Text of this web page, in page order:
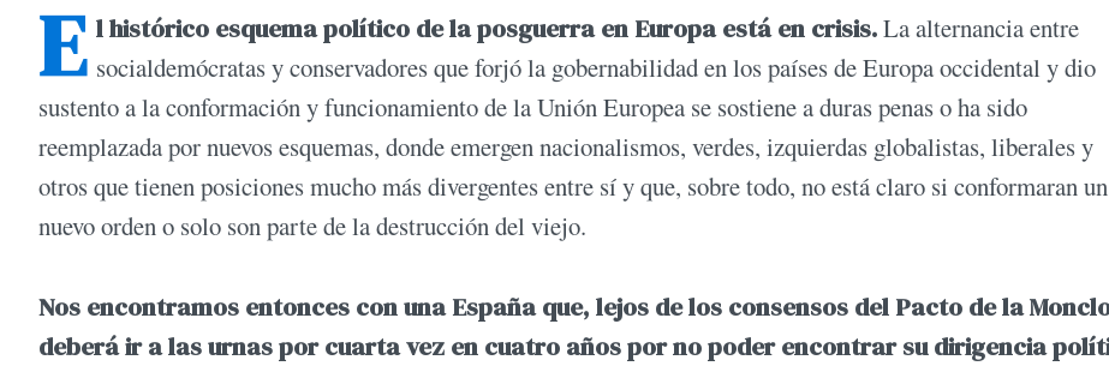
E l histórico esquema político de la posguerra en Europa está en crisis.La alternancia entre
socialdemócratas y conservadores que forjó la gobernabilidad en los países de Europa occidental y dio
sustento a la conformación y funcionamiento de la Unión Europea se sostiene a duras penas o ha sido
reemplazada por nuevos esquemas, donde emergen nacionalismos, verdes, izquierdas globalistas, liberales y
otros que tienen posiciones mucho más divergentes entre sí y que, sobre todo, no está claro si conformaran un
nuevo orden o solo son parte de la destrucción del viejo.
Nos encontramos entonces con una España que, lejos de los consensos del Pacto de la
deberá ir a las urnas por cuarta vez en cuatro años por no poder encontrar su dirigencia